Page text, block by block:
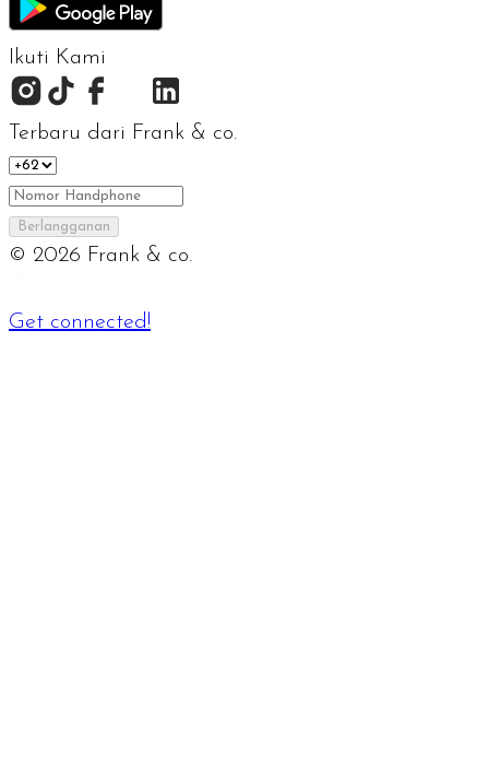
Ikuti Kami
Terbaru dari Frank & co.
Berlangganan
© 2026 Frank & co.
Get connected!